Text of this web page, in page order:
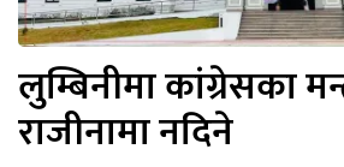
लुम्बिनीमा कांग्रेसका
राजीनामा नदिने